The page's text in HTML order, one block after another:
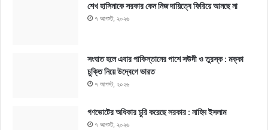
শেখ হাসিনাকে সরকার কেন নিজ দায়িত্বে ফিরিয়ে আনছে না
৭ আগস্ট, ২০২৬
সংঘাত হলে এবার পাকিস্তানের পাশে সউদী ও তুরস্ক : মক্কা
চুক্তি নিয়ে উদ্বেগে ভারত
৭ আগস্ট, ২০২৬
গণভোটের অধিকার চুরি করেছে সরকার : নাহিদ ইসলাম
৭ আগস্ট, ২০২৬